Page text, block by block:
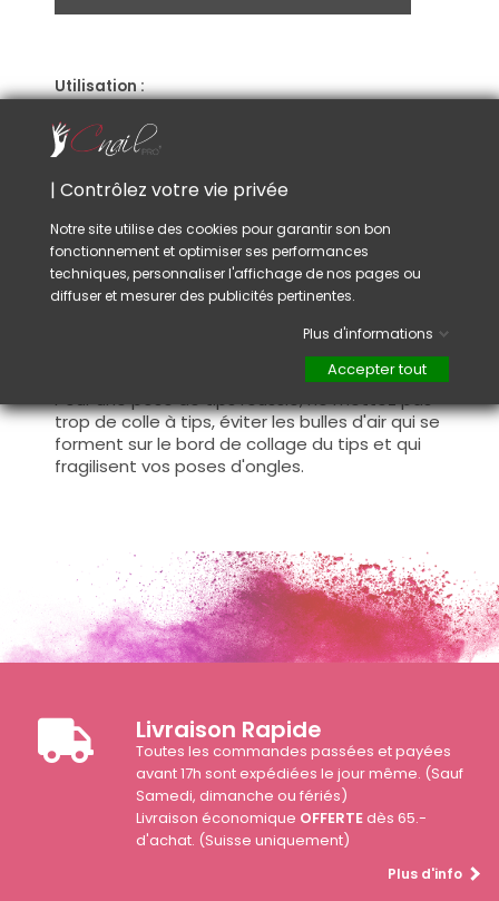
Utilisation :
choisissez la taille adéquate de votre tips puis
appliquez une goutte de colle sur le bord de
Ensuite, appliquez le bord de collage du tips
sur l'ongle naturel préparé.
Une fois collé, limez la ligne de démarcation
du tips.
Pensez à dépolir la surface du tips avant
d'appliquer le gel UV/LED, l'acylique, acryl gel ou
Pour une pose de tips réussie, ne mettez pas
trop de colle à tips, éviter les bulles d'air qui se
forment sur le bord de collage du tips et qui
fragilisent vos poses d'ongles.
Livraison Rapide
Toutes les commandes passées et payées
avant 17h sont expédiées le jour même. (Sauf
Samedi, dimanche ou fériés)
Livraison économique OFFERTEdès 65.-
d'achat. (Suisse uniquement)
Plus d'info
| Contrôlez votre vie privée
Notre site utilise des cookies pour garantir son bon
fonctionnement et optimiser ses performances
techniques, personnaliser l'affichage de nos pages ou
diffuser et mesurer des publicités pertinentes.
Plus d'informations
Accepter tout